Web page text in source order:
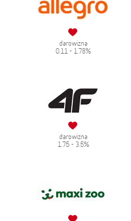
darowizna
0.11 - 1.78%
darowizna
1.75 - 3.5%